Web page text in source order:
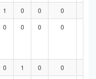
1 0 0 0
0 0 0 0
0 1 0 0